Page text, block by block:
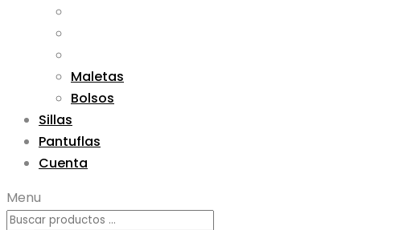
Maletas
Bolsos
Sillas
Pantuflas
Cuenta
Menu
Búsqueda